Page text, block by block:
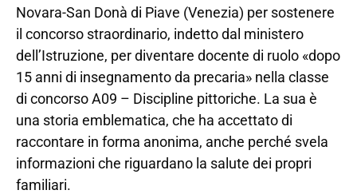
Novara-San Donà di Piave (Venezia) per sostenere
il concorso straordinario, indetto dal ministero
dell’Istruzione, per diventare docente di ruolo «dopo
15 anni di insegnamento da precaria» nella classe
di concorso A09 – Discipline pittoriche. La sua è
una storia emblematica, che ha accettato di
raccontare in forma anonima, anche perché svela
informazioni che riguardano la salute dei propri
familiari.